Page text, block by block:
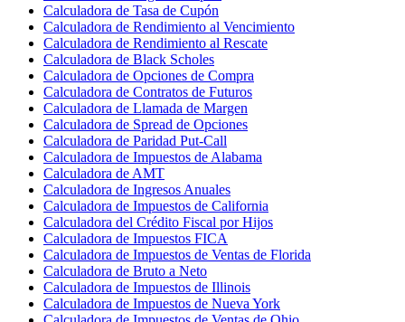
Calculadora de Tasa de Cupón
Calculadora de Rendimiento al Vencimiento
Calculadora de Rendimiento al Rescate
Calculadora de Black Scholes
Calculadora de Opciones de Compra
Calculadora de Contratos de Futuros
Calculadora de Llamada de Margen
Calculadora de Spread de Opciones
Calculadora de Paridad Put-Call
Calculadora de Impuestos de Alabama
Calculadora de AMT
Calculadora de Ingresos Anuales
Calculadora de Impuestos de California
Calculadora del Crédito Fiscal por Hijos
Calculadora de Impuestos FICA
Calculadora de Impuestos de Ventas de Florida
Calculadora de Bruto a Neto
Calculadora de Impuestos de Illinois
Calculadora de Impuestos de Nueva York